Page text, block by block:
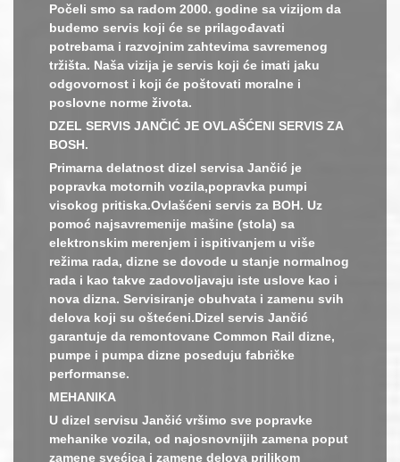
Počeli smo sa radom 2000. godine sa vizijom da
budemo servis koji će se prilagođavati
potrebama i razvojnim zahtevima savremenog
tržišta. Naša vizija je servis koji će imati jaku
odgovornost i koji će poštovati moralne i
poslovne norme života.
DZEL SERVIS JANČIĆ JE OVLAŠĆENI SERVIS ZA
BOSH.
Primarna delatnost dizel servisa Jančić je
popravka motornih vozila,popravka pumpi
visokog pritiska.Ovlašćeni servis za BOH. Uz
pomoć najsavremenije mašine (stola) sa
elektronskim merenjem i ispitivanjem u više
režima rada, dizne se dovode u stanje normalnog
rada i kao takve zadovoljavaju iste uslove kao i
nova dizna. Servisiranje obuhvata i zamenu svih
delova koji su oštećeni.Dizel servis Jančić
garantuje da remontovane Common Rail dizne,
pumpe i pumpa dizne poseduju fabričke
performanse.
MEHANIKA
U dizel servisu Jančić vršimo sve popravke
mehanike vozila, od najosnovnijih zamena poput
zamene svećica i zamene delova prilikom